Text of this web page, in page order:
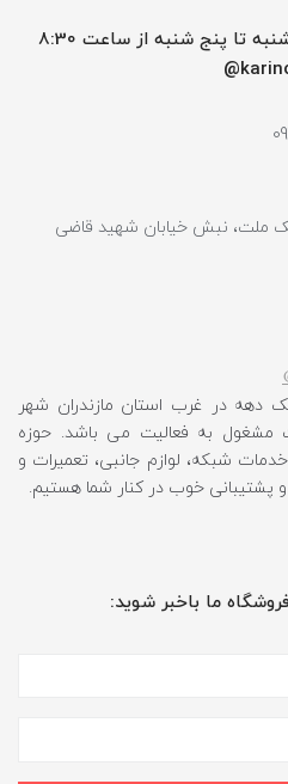
ساعت کار فروشگاه حضوری : شنبه تا پنج شنبه از ساعت 8:30
بانک ملت، نبش خیابان شهید قاضی
دهه در غرب استان مازندران شهر
مشغول به فعالیت می باشد. حوزه
خدمات شبکه، لوازم جانبی، تعمیرات و
پشتیبانی خوب در کنار شما هستیم.
ما باخبر شوید: